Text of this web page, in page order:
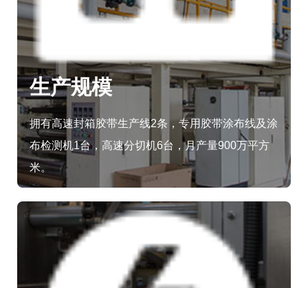
生产规模
拥有高速封箱胶带生产线2条，专用胶带涂布线及涂
布检测机1台，高速分切机6台，月产量900万平方
米。